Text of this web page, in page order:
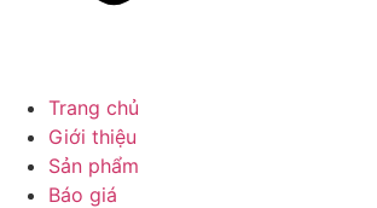
Trang chủ
Giới thiệu
Sản phẩm
Báo giá